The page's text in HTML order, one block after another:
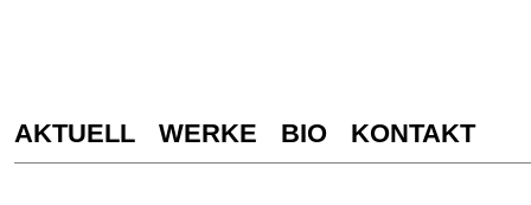
AKTUELL WERKE BIO KONTAKT